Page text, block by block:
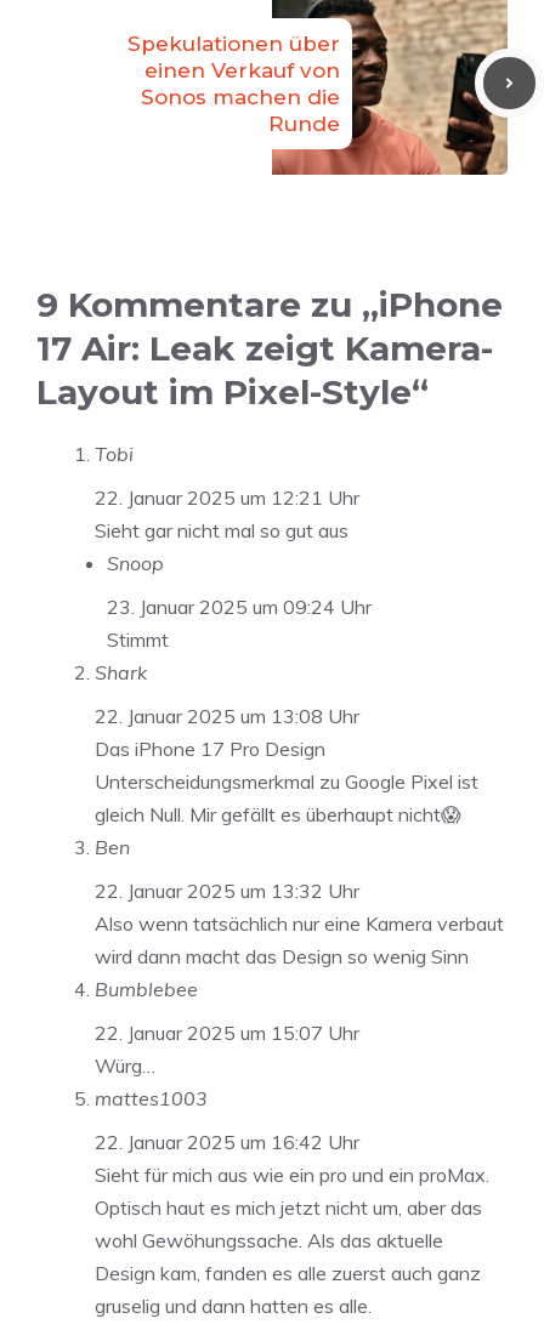
Spekulationen über
einen Verkauf von
Sonos machen die
Runde
9 Kommentare zu „iPhone
17 Air: Leak zeigt Kamera-
Layout im Pixel-Style“
Tobi
22. Januar 2025 um 12:21 Uhr
Sieht gar nicht mal so gut aus
Snoop
23. Januar 2025 um 09:24 Uhr
Stimmt
Shark
22. Januar 2025 um 13:08 Uhr
Das iPhone 17 Pro Design
Unterscheidungsmerkmal zu Google Pixel ist
gleich Null. Mir gefällt es überhaupt nicht😱
Ben
22. Januar 2025 um 13:32 Uhr
Also wenn tatsächlich nur eine Kamera verbaut
wird dann macht das Design so wenig Sinn
Bumblebee
22. Januar 2025 um 15:07 Uhr
Würg…
mattes1003
22. Januar 2025 um 16:42 Uhr
Sieht für mich aus wie ein pro und ein proMax.
Optisch haut es mich jetzt nicht um, aber das
wohl Gewöhungssache. Als das aktuelle
Design kam, fanden es alle zuerst auch ganz
gruselig und dann hatten es alle.